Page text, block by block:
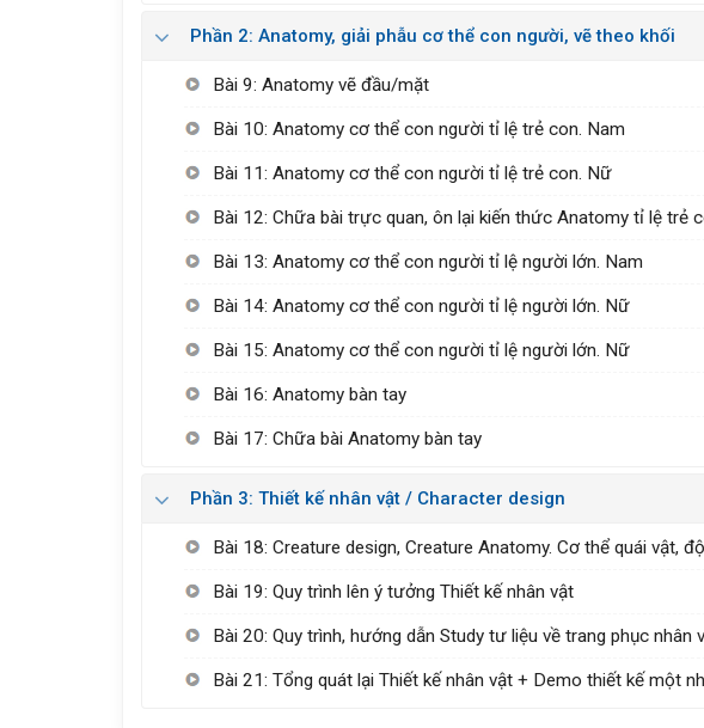
Phần 2: Anatomy, giải phẫu cơ thể con người, vẽ theo khối
Bài 9: Anatomy vẽ đầu/mặt
Bài 10: Anatomy cơ thể con người tỉ lệ trẻ con. Nam
Bài 11: Anatomy cơ thể con người tỉ lệ trẻ con. Nữ
Bài 12: Chữa bài trực quan, ôn lại kiến thức Anatomy tỉ lệ trẻ
Bài 13: Anatomy cơ thể con người tỉ lệ người lớn. Nam
Bài 14: Anatomy cơ thể con người tỉ lệ người lớn. Nữ
Bài 15: Anatomy cơ thể con người tỉ lệ người lớn. Nữ
Bài 16: Anatomy bàn tay
Bài 17: Chữa bài Anatomy bàn tay
Phần 3: Thiết kế nhân vật / Character design
Bài 18: Creature design, Creature Anatomy. Cơ thể quái vật,
Bài 19: Quy trình lên ý tưởng Thiết kế nhân vật
Bài 20: Quy trình, hướng dẫn Study tư liệu về trang phục nhân
Bài 21: Tổng quát lại Thiết kế nhân vật + Demo thiết kế một